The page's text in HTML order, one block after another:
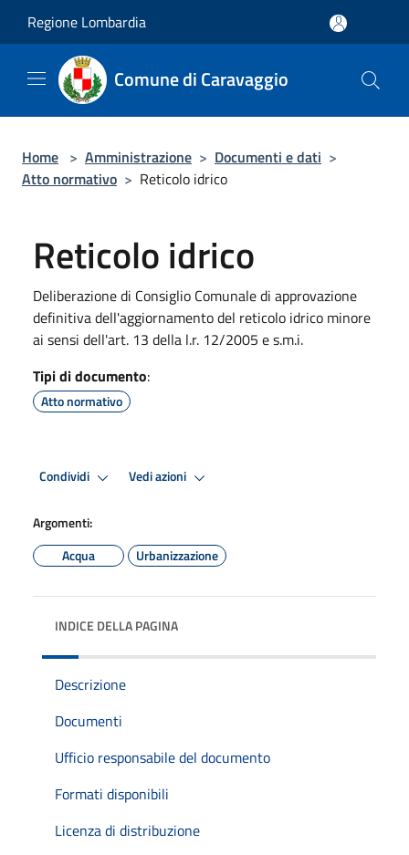
Regione Lombardia
Comune di Caravaggio
Home > Amministrazione > Documenti e dati >
Atto normativo > Reticolo idrico
Reticolo idrico
Deliberazione di Consiglio Comunale di approvazione
definitiva dell'aggiornamento del reticolo idrico minore
ai sensi dell'art. 13 della l.r. 12/2005 e s.m.i.
Tipi di documento:
Atto normativo
Condividi Vedi azioni
Argomenti:
Acqua
Urbanizzazione
INDICE DELLA PAGINA
Descrizione
Documenti
Ufficio responsabile del documento
Formati disponibili
Licenza di distribuzione